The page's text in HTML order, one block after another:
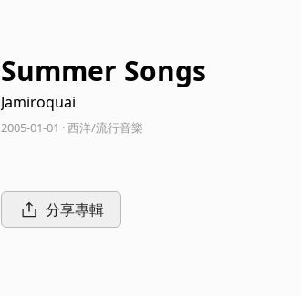
Summer Songs
Jamiroquai
2005-01-01 · 西洋/流行音樂
分享專輯